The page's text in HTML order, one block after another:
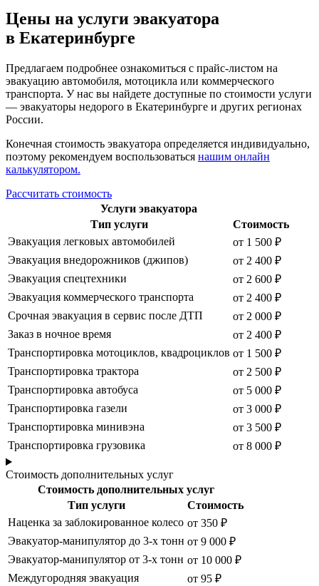
Цены на услуги эвакуатора
в Екатеринбурге
Предлагаем подробнее ознакомиться с прайс-листом на
эвакуацию автомобиля, мотоцикла или коммерческого
транспорта. У нас вы найдете доступные по стоимости услуги
— эвакуаторы недорого в Екатеринбурге и других регионах
России.
Конечная стоимость эвакуатора определяется индивидуально,
поэтому рекомендуем воспользоваться нашим онлайн
калькулятором.
Рассчитать стоимость
Услуги эвакуатора
Тип услуги
Стоимость
Эвакуация легковых автомобилей
от 1 500 ₽
Эвакуация внедорожников (джипов)
от 2 400 ₽
Эвакуация спецтехники
от 2 600 ₽
Эвакуация коммерческого транспорта
от 2 400 ₽
Срочная эвакуация в сервис после ДТП
от 2 000 ₽
Заказ в ночное время
от 2 400 ₽
Транспортировка мотоциклов, квадроциклов от 1 500 ₽
Транспортировка трактора
от 2 500 ₽
Транспортировка автобуса
от 5 000 ₽
Транспортировка газели
от 3 000 ₽
Транспортировка минивэна
от 3 500 ₽
Транспортировка грузовика
от 8 000 ₽
Стоимость дополнительных услуг
Стоимость дополнительных услуг
Тип услуги
Стоимость
Наценка за заблокированное колесо от 350 ₽
Эвакуатор-манипулятор до 3-х тонн от 9 000 ₽
Эвакуатор-манипулятор от 3-х тонн от 10 000 ₽
Междугородняя эвакуация
от 95 ₽